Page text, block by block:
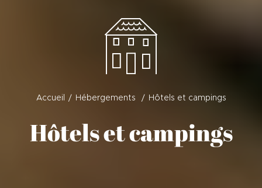
Accueil Hébergements Hôtels et campings
Hôtels et campings